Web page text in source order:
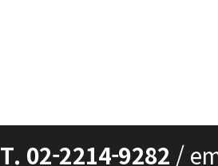
T. 02-2214-9282 /